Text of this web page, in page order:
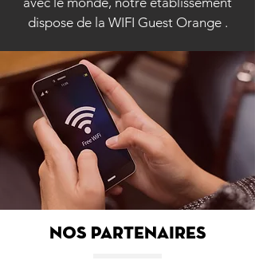
dispose de la WIFI Guest Orange .
Nos paRTENAIRES